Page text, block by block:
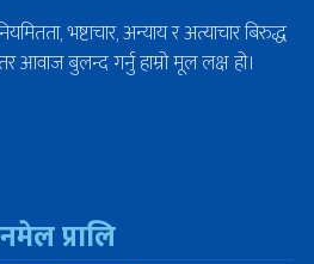
भष्टाचार, अन्याय र अत्याचार बिरुद्ध
आवाज बुलन्द गर्नु हाम्रो मूल लक्ष हो।
प्रालि